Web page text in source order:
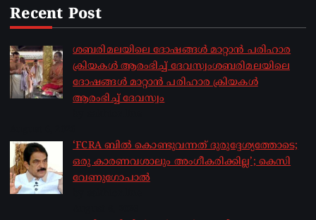
Recent Post
ശബരിമലയിലെ ദോഷങ്ങൾ മാറ്റാൻ പരിഹാര
ക്രിയകൾ ആരംഭിച്ച് ദേവസ്വംശബരിമലയിലെ
ദോഷങ്ങൾ മാറ്റാൻ പരിഹാര ക്രിയകൾ
ആരംഭിച്ച് ദേവസ്വം
‘FCRA ബിൽ കൊണ്ടുവന്നത് ദുരുദ്ദേശ്യത്തോടെ;
ഒരു കാരണവശാലും അം​ഗീകരിക്കില്ല’; കെസി
വേണു​ഗോപാൽ